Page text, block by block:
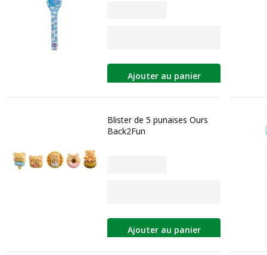
Ajouter au panier
Blister de 5 punaises Ours
Back2Fun
Ajouter au panier